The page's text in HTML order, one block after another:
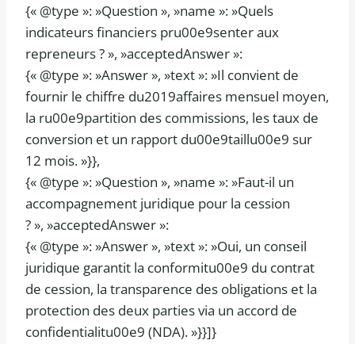
{« @type »: »Question », »name »: »Quels
indicateurs financiers pru00e9senter aux
repreneurs ? », »acceptedAnswer »:
{« @type »: »Answer », »text »: »Il convient de
fournir le chiffre du2019affaires mensuel moyen,
la ru00e9partition des commissions, les taux de
conversion et un rapport du00e9taillu00e9 sur
12 mois. »}},
{« @type »: »Question », »name »: »Faut-il un
accompagnement juridique pour la cession
? », »acceptedAnswer »:
{« @type »: »Answer », »text »: »Oui, un conseil
juridique garantit la conformitu00e9 du contrat
de cession, la transparence des obligations et la
protection des deux parties via un accord de
confidentialitu00e9 (NDA). »}}]}